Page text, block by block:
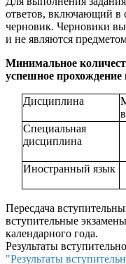
ответов, включающий в
черновик. Черновики
и не являются
Минимальное
успешное прохождение
Дисциплина
Специальная
дисциплина
Иностранный язык
Пересдача
вступительные
календарного года.
Результаты
"Результаты